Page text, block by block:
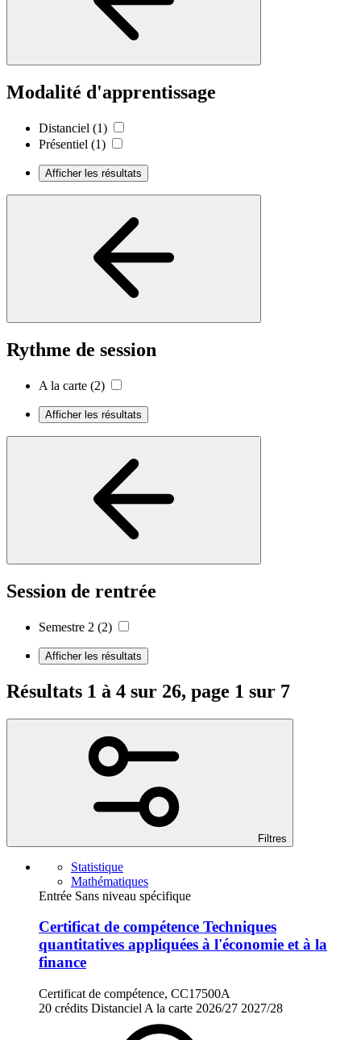
Modalité d'apprentissage
Distanciel (1)
Présentiel (1)
Afficher les résultats
Rythme de session
A la carte (2)
Afficher les résultats
Session de rentrée
Semestre 2 (2)
Afficher les résultats
Résultats 1 à 4 sur 26, page 1 sur 7
Filtres
Statistique
Mathématiques
Entrée Sans niveau spécifique
Certificat de compétence Techniques
quantitatives appliquées à l'économie et à la
finance
Certificat de compétence, CC17500A
20 crédits Distanciel A la carte 2026/27 2027/28